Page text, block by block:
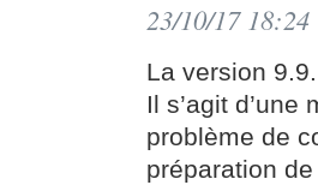
23/10/17
La version
Il s’agit
problème de
préparation